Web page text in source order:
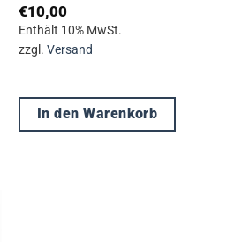
€10,00
Enthält 10% MwSt.
zzgl.Versand
In den Warenkorb